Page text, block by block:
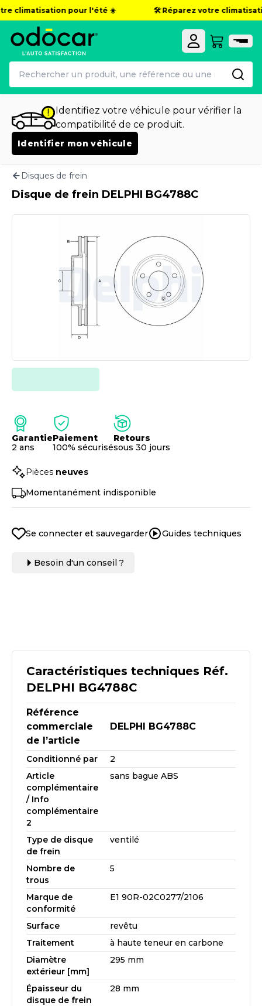
climatisation pour l'été ☀️ 🛠️ Réparez votre
Identifiez votre véhicule pour vérifier la
compatibilité de ce produit.
Identifier mon véhicule
Disques de frein
Caractéristiques techniques Réf.
DELPHI BG4788C
Référence
commerciale
de l’article
DELPHI BG4788C
Conditionné par
2
Article
complémentaire
/ Info
complémentaire
2
sans bague ABS
Type de disque
de frein
ventilé
Nombre de
trous
5
Marque de
conformité
E1 90R-02C0277/2106
Surface
revêtu
Traitement
à haute teneur en carbone
Diamètre
extérieur [mm]
295 mm
Épaisseur du
disque de frein
28 mm
Disque de frein DELPHI BG4788C
Garantie
2 ans
Paiement
100% sécurisé
Retours
sous 30 jours
Pièces neuves
Momentanément indisponible
Se connecter et sauvegarder Guides techniques
Besoin d'un conseil ?